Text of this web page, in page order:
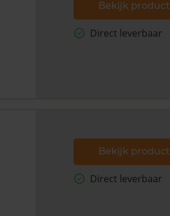
Bekijk product
Direct leverbaar
Bekijk product
Direct leverbaar